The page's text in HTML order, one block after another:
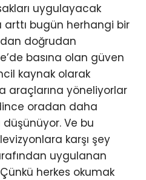
uygulayacak
bugün herhangi bir
doğrudan
basına olan güven
kaynak olarak
araçlarına yöneliyorlar
oradan daha
düşünüyor. Ve bu
karşı şey
uygulanan
herkes okumak